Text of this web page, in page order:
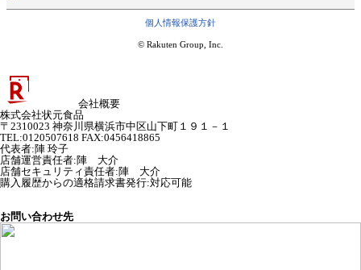
個人情報保護方針
© Rakuten Group, Inc.
会社概要
株式会社状元食品
〒2310023 神奈川県横浜市中区山下町１９１－１
TEL:0120507618 FAX:0456418865
代表者:陣 玲子
店舗運営責任者:陣 大介
店舗セキュリティ責任者:陣 大介
購入履歴からの適格請求書発行:対応可能
お問い合わせ先